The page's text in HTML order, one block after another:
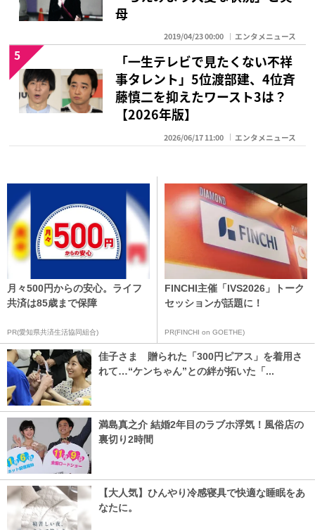
母
2019/04/23 00:00 エンタメニュース
「一生テレビで見たくない不祥
事タレント」5位渡部建、4位斉
藤慎二を抑えたワースト3は？
【2026年版】
2026/06/17 11:00 エンタメニュース
5
月々500円からの安心。ライフ
共済は85歳まで保障
PR(愛知県共済生活協同組合)
FINCHI主催「IVS2026」トーク
セッションが話題に！
PR(FINCHI on GOETHE)
佳子さま 贈られた「300円ピアス」を着用さ
れて…“ケンちゃん”との絆が拓いた「...
満島真之介 結婚2年目のラブホ浮気！風俗店の
裏切り2時間
【大人気】ひんやり冷感寝具で快適な睡眠をあ
なたに。